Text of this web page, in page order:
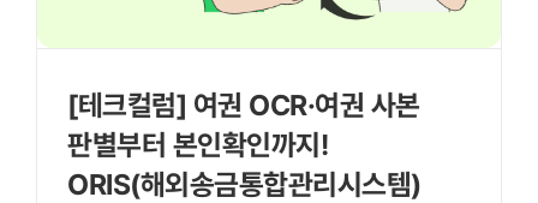
[테크컬럼] 여권 OCR·여권 사본
판별부터 본인확인까지!
ORIS(해외송금통합관리시스템)